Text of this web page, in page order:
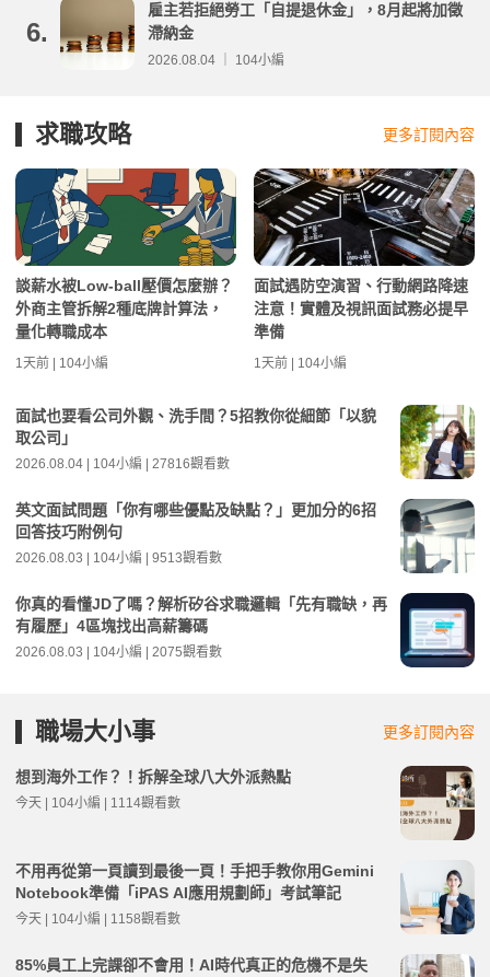
6.
雇主若拒絕勞工「自提退休金」，8月起將加徵
滯納金
2026.08.04 ｜ 104小編
求職攻略 更多訂閱內容
談薪水被Low-ball壓價怎麼辦？
外商主管拆解2種底牌計算法，
量化轉職成本
1天前 | 104小編
面試遇防空演習、行動網路降速
注意！實體及視訊面試務必提早
準備
1天前 | 104小編
面試也要看公司外觀、洗手間？5招教你從細節「以貌
取公司」
2026.08.04 | 104小編 | 27816觀看數
英文面試問題「你有哪些優點及缺點？」更加分的6招
回答技巧附例句
2026.08.03 | 104小編 | 9513觀看數
你真的看懂JD了嗎？解析矽谷求職邏輯「先有職缺，再
有履歷」4區塊找出高薪籌碼
2026.08.03 | 104小編 | 2075觀看數
職場大小事 更多訂閱內容
想到海外工作？！拆解全球八大外派熱點
今天 | 104小編 | 1114觀看數
不用再從第一頁讀到最後一頁！手把手教你用Gemini
Notebook準備「iPAS AI應用規劃師」考試筆記
今天 | 104小編 | 1158觀看數
85%員工上完課卻不會用！AI時代真正的危機不是失